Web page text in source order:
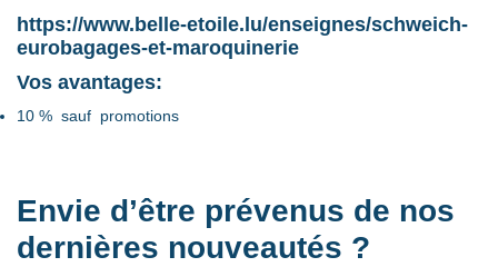
https://www.belle-etoile.lu/enseignes/schweich-
eurobagages-et-maroquinerie
Vos avantages:
10 % sauf promotions
Envie d’être prévenus de nos
dernières nouveautés ?